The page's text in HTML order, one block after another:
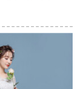
正で典雅で上品な上
服の新婦は結婚しま
す。秋冬の百襞中華
風ウェルディです。